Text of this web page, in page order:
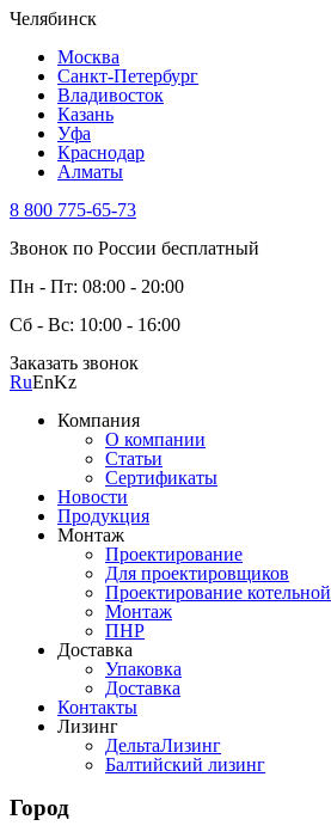
Челябинск
Москва
Санкт-Петербург
Владивосток
Казань
Уфа
Краснодар
Алматы
8 800 775-65-73
Звонок по России бесплатный
Пн - Пт: 08:00 - 20:00
Сб - Вс: 10:00 - 16:00
Заказать звонок
RuEnKz
Компания
О компании
Статьи
Сертификаты
Новости
Продукция
Монтаж
Проектирование
Для проектировщиков
Проектирование котельной
Монтаж
ПНР
Доставка
Упаковка
Доставка
Контакты
Лизинг
ДельтаЛизинг
Балтийский лизинг
Город